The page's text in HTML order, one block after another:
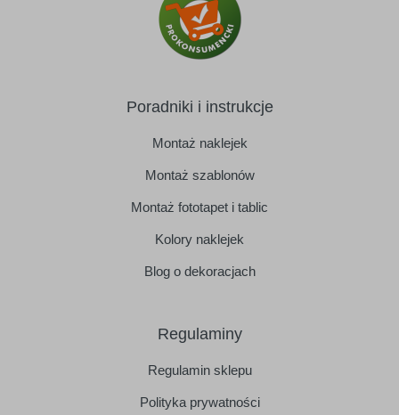
Poradniki i instrukcje
Montaż naklejek
Montaż szablonów
Montaż fototapet i tablic
Kolory naklejek
Blog o dekoracjach
Regulaminy
Regulamin sklepu
Polityka prywatności